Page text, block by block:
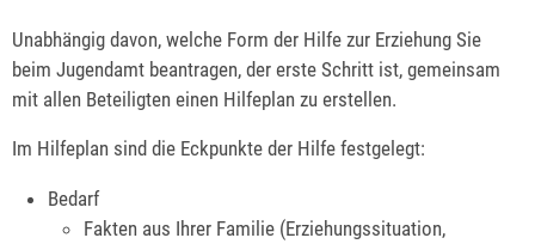
Unabhängig davon, welche Form der Hilfe zur Erziehung Sie
beim Jugendamt beantragen, der erste Schritt ist, gemeinsam
mit allen Beteiligten einen Hilfeplan zu erstellen.
Im Hilfeplan sind die Eckpunkte der Hilfe festgelegt:
Bedarf
Fakten aus Ihrer Familie (Erziehungssituation,